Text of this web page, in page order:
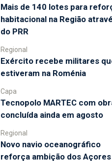
Mais de 140 lotes para
habitacional na Região
do PRR
Regional
Exército recebe militares
estiveram na Roménia
Capa
Tecnopolo MARTEC com
concluída ainda em agosto
Regional
Novo navio oceanográfico
reforça ambição dos Açores